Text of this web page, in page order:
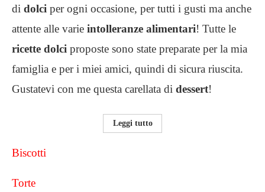
di dolci per ogni occasione, per tutti i gusti ma anche
attente alle varie intolleranze alimentari! Tutte le
ricette dolci proposte sono state preparate per la mia
famiglia e per i miei amici, quindi di sicura riuscita.
Gustatevi con me questa carellata di dessert!
Leggi tutto
Biscotti
Torte